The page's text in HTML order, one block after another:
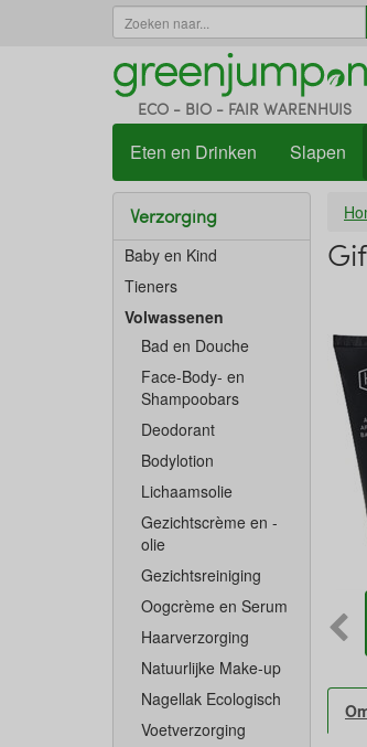
ECO - BIO - FAIR WARENHUIS
Eten en Drinken Slapen
Verzorging
Baby en Kind
Tieners
Volwassenen
Bad en Douche
Face-Body- en
Shampoobars
Deodorant
Bodylotion
Lichaamsolie
Gezichtscrème en -
olie
Gezichtsreiniging
Oogcrème en Serum
Haarverzorging
Natuurlijke Make-up
Nagellak Ecologisch
Voetverzorging